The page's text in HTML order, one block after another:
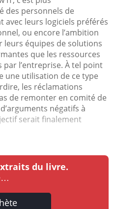
des personnels de
avec leurs logiciels préférés
ou encore l’ambition
leurs équipes de solutions
que les ressources
l’entreprise. À tel point
une utilisation de ce type
les réclamations
de remonter en comité de
négatifs à
serait finalement
du livre.